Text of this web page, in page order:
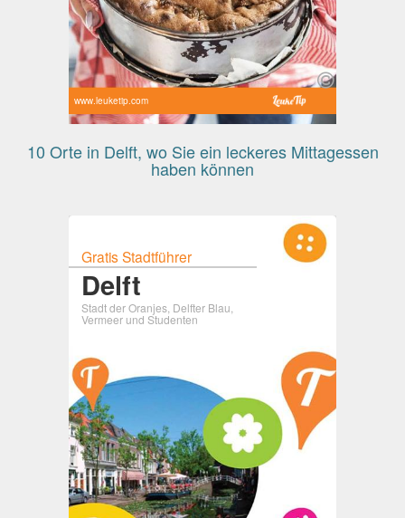
www.leuketip.com
10 Orte in Delft, wo Sie ein leckeres Mittagessen
haben können
Gratis Stadtführer
Delft
Stadt der Oranjes, Delfter Blau,
Vermeer und Studenten